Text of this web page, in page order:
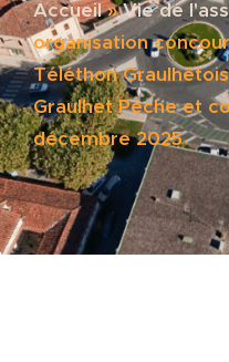
Accueil»Vie de
organisation
Téléthon
Graulhet Pêche et
décembre 2025